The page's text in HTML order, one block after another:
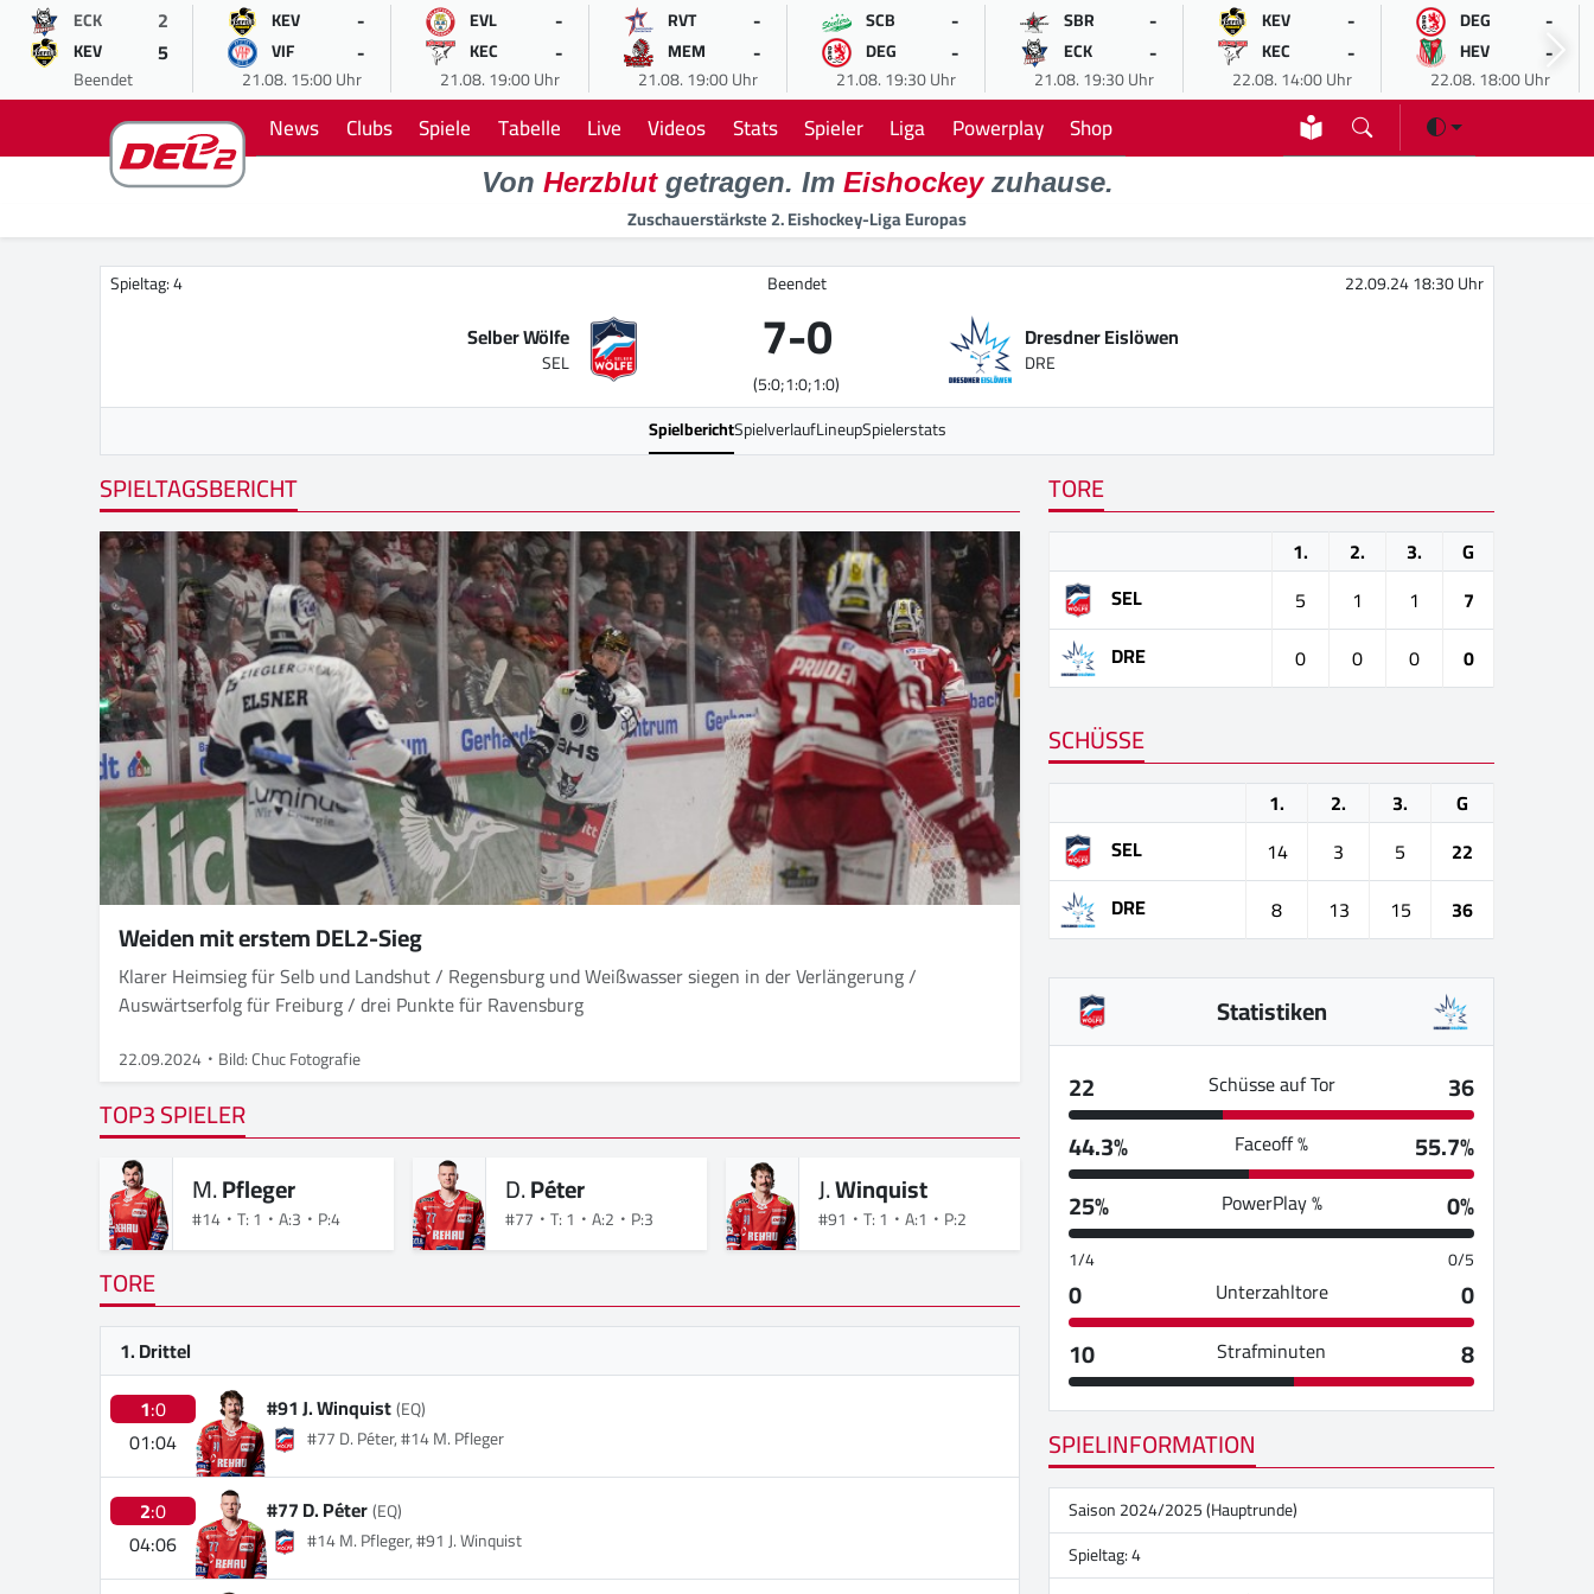
ECK 2
KEV 5
Beendet
KEV -
VIF -
21.08. 15:00 Uhr
EVL -
KEC -
21.08. 19:00 Uhr
RVT -
MEM -
21.08. 19:00 Uhr
SCB -
DEG -
21.08. 19:30 Uhr
SBR -
ECK -
21.08. 19:30 Uhr
KEV -
KEC -
22.08. 14:00 Uhr
DEG -
HEV -
22.08. 18:00 Uhr
News Clubs Spiele Tabelle Live Videos Stats Spieler Liga Powerplay Shop
Von Herzblutgetragen. Im Eishockeyzuhause.
Zuschauerstärkste 2. Eishockey-Liga Europas
Spieltag: 4 Beendet 22.09.24 18:30 Uhr
Selber Wölfe
SEL 7-0
(5:0;1:0;1:0)
Dresdner Eislöwen
DRE
SpielberichtSpielverlaufLineupSpielerstats
SPIELTAGSBERICHT
Weiden mit erstem DEL2-Sieg
Klarer Heimsieg für Selb und Landshut / Regensburg und Weißwasser siegen in der Verlängerung /
Auswärtserfolg für Freiburg / drei Punkte für Ravensburg
22.09.2024 Bild: Chuc Fotografie
TOP3 SPIELER
M.Pfleger
#14 T: 1 A:3 P:4
D.Péter
#77 T: 1 A:2 P:3
J.Winquist
#91 T: 1 A:1 P:2
TORE
1. Drittel
1:0
01:04
#91 J. Winquist(EQ)
#77 D. Péter, #14 M. Pfleger
2:0
04:06
#77 D. Péter(EQ)
#14 M. Pfleger, #91 J. Winquist
TORE
1. 2. 3.
G
SEL
5 1 1
7
DRE
0 0 0 0
SCHÜSSE
1. 2. 3.
G
SEL
14 3 5
22
DRE
8 13 15 36
Statistiken
22
Schüsse auf Tor
36
44.3%
Faceoff %
55.7%
25%
PowerPlay % 0%
1/4 0/5
0 Unterzahltore
0
10
Strafminuten 8
SPIELINFORMATION
Saison 2024/2025 (Hauptrunde)
Spieltag: 4